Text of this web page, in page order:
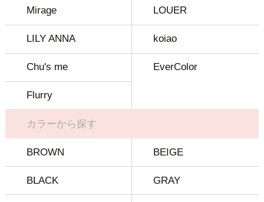
Mirage LOUER
LILY ANNA koiao
Chu's me EverColor
Flurry
カラーから探す
BROWN BEIGE
BLACK GRAY